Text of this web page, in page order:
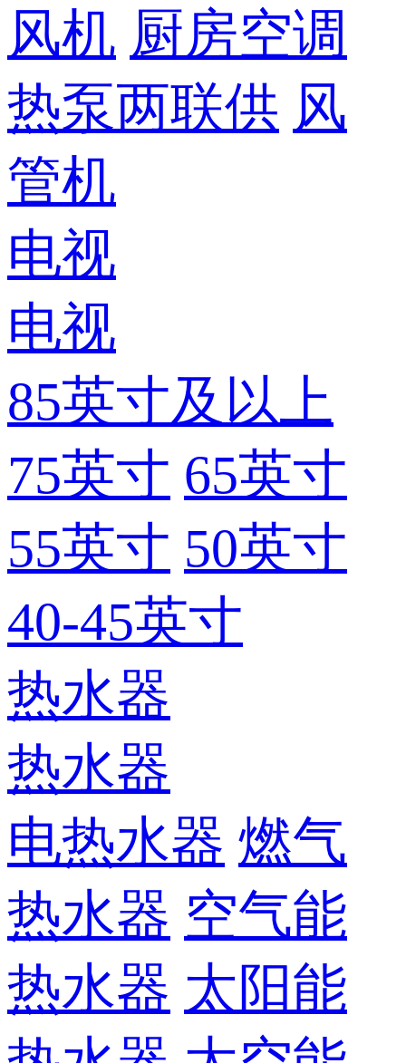
风机 厨房空调
热泵两联供 风
管机
电视
电视
85英寸及以上
75英寸 65英寸
55英寸 50英寸
40-45英寸
热水器
热水器
电热水器 燃气
热水器 空气能
热水器 太阳能